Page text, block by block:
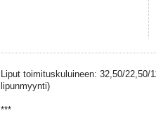
Liput toimituskuluineen: 32,50/22,50/
lipunmyynti)
***